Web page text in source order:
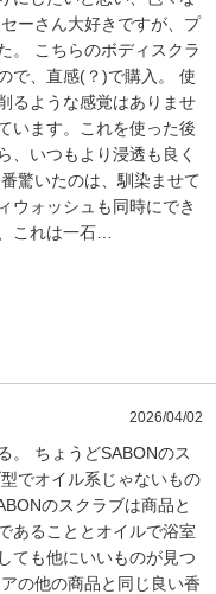
ーさん大好きですが、プ
。 こちらのボディスクラ
で、直感(？)で購入。 使
るような感覚はありませ
います。これを使った後
、いつもより浸透も良く
驚いたのは、馴染ませて
ウォッシュも同時にでき
これは一石
2026/04/02
。 ちょうどSABONのス
でオイル系じゃないもの
のスクラブは商品と
あることとオイルで浴室
ても他にいいものが見つ
の他の商品と同じ良い香